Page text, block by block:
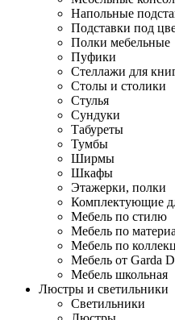
Напольные
Подставки под
Полки мебельные
Пуфики
Стеллажи для
Столы и столики
Стулья
Сундуки
Табуреты
Тумбы
Ширмы
Шкафы
Этажерки, полки
Комплектующие
Мебель по стилю
Мебель по
Мебель по
Мебель от Garda
Мебель школьная
Люстры и светильники
Светильники